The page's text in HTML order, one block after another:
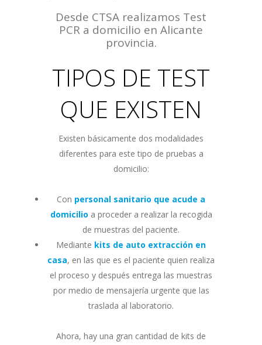
Desde CTSA realizamos Test
PCR a domicilio en Alicante
provincia.
TIPOS DE TEST
QUE EXISTEN
Existen básicamente dos modalidades
diferentes para este tipo de pruebas a
domicilio:
Con personal sanitario que acude a
domicilio a proceder a realizar la recogida
de muestras del paciente.
Mediante kits de auto extracción en
casa, en las que es el paciente quien realiza
el proceso y después entrega las muestras
por medio de mensajería urgente que las
traslada al laboratorio.
Ahora, hay una gran cantidad de kits de